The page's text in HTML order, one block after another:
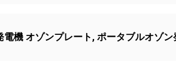
電機 オゾンプレート , ポータブルオゾン